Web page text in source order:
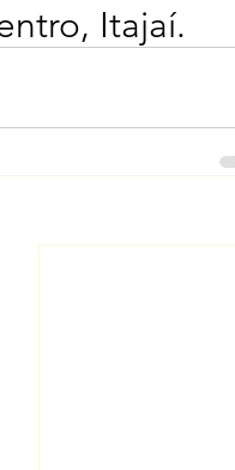
Itajaí.